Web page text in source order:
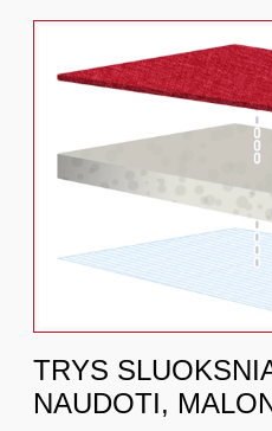
TRYS
NAUDOTI,